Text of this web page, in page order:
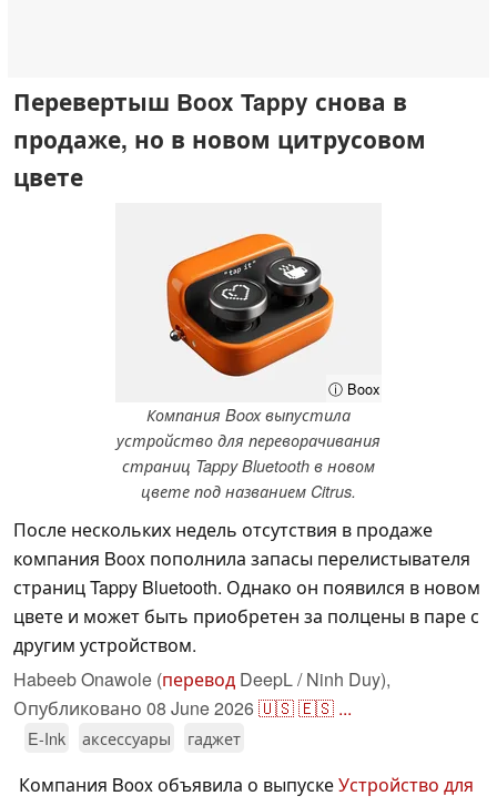
Перевертыш Boox Tappy снова в
продаже, но в новом цитрусовом
цвете
ⓘ Boox
Компания Boox выпустила
устройство для переворачивания
страниц Tappy Bluetooth в новом
цвете под названием Citrus.
После нескольких недель отсутствия в продаже
компания Boox пополнила запасы перелистывателя
страниц Tappy Bluetooth. Однако он появился в новом
цвете и может быть приобретен за полцены в паре с
другим устройством.
Habeeb Onawole (перевод DeepL / Ninh Duy),
Опубликовано 08 June 2026🇺🇸🇪🇸 ...
E-Ink аксессуары гаджет
Компания Boox объявила о выпускеУстройство для